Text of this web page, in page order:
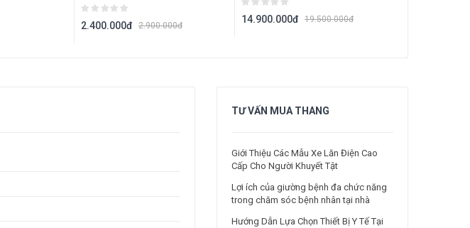
2.400.000đ 2.900.000đ
14.900.000đ 19.500.000đ
TƯ VẤN MUA THANG
Giới Thiệu Các Mẫu Xe Lăn Điện Cao
Cấp Cho Người Khuyết Tật
Lợi ích của giường bệnh đa chức năng
trong chăm sóc bệnh nhân tại nhà
Hướng Dẫn Lựa Chọn Thiết Bị Y Tế Tại